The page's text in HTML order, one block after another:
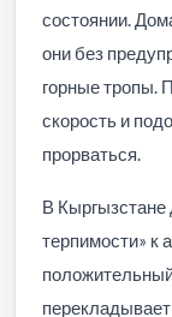
состоянии.
они без
горные тропы.
скорость и
прорваться.
В Кыргызстане
терпимости» к